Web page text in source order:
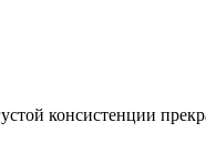
консистенции